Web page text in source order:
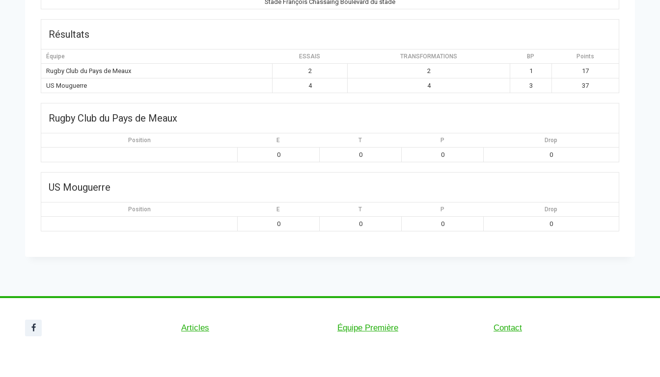
Stade François Chassaing Boulevard du stade
Résultats
Équipe ESSAIS TRANSFORMATIONS BP Points
Rugby Club du Pays de Meaux 2 2 1
17
US Mouguerre
4 4 3 37
Rugby Club du Pays de Meaux
Position E T P Drop
0 0 0 0
US Mouguerre
Position E T P Drop
0 0 0 0
Articles Équipe Première Contact